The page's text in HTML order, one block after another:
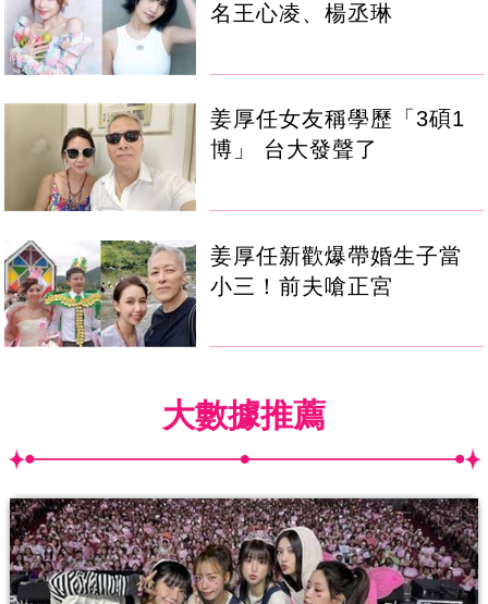
名王心凌、楊丞琳
姜厚任女友稱學歷「3碩1
博」 台大發聲了
姜厚任新歡爆帶婚生子當
小三！前夫嗆正宮
大數據推薦